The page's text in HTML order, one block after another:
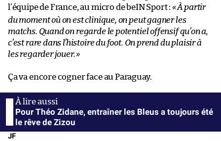
l’équipe de France, au micro de beIN Sport : «À partir
du moment où on est clinique, on peut gagner les
matchs. Quand on regarde le potentiel offensif qu’on a,
c’est rare dans l’histoire du foot. On prend du plaisir à
les regarder jouer.»
Ça va encore cogner face au Paraguay.
Pour Théo Zidane, entraîner les Bleus a toujours été
le rêve de Zizou
JF